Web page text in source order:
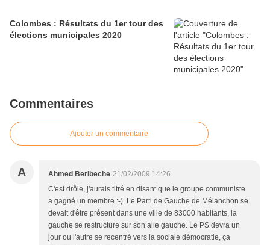
Colombes : Résultats du 1er tour des
élections municipales 2020
Commentaires
Ajouter un commentaire
A Ahmed Beribeche 21/02/2009 14:26
C'est drôle, j'aurais titré en disant que le groupe communiste
a gagné un membre :-). Le Parti de Gauche de Mélanchon se
devait d'être présent dans une ville de 83000 habitants, la
gauche se restructure sur son aile gauche. Le PS devra un
jour ou l'autre se recentré vers la sociale démocratie, ça